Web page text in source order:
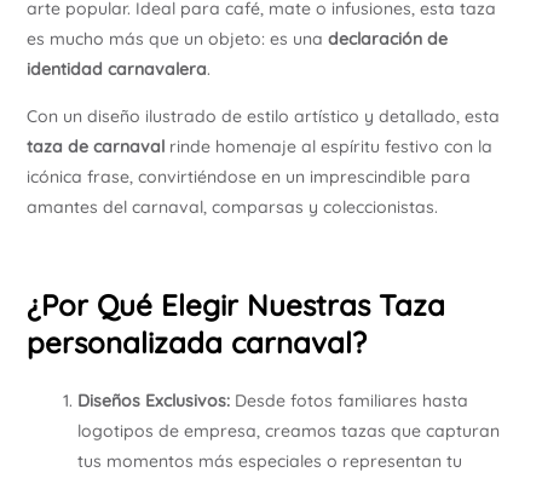
arte popular. Ideal para café, mate o infusiones, esta taza
es mucho más que un objeto: es una declaración de
identidad carnavalera.
Con un diseño ilustrado de estilo artístico y detallado, esta
taza de carnavalrinde homenaje al espíritu festivo con la
icónica frase, convirtiéndose en un imprescindible para
amantes del carnaval, comparsas y coleccionistas.
¿Por Qué Elegir Nuestras Taza
personalizada carnaval?
Diseños Exclusivos:Desde fotos familiares hasta
logotipos de empresa, creamos tazas que capturan
tus momentos más especiales o representan tu